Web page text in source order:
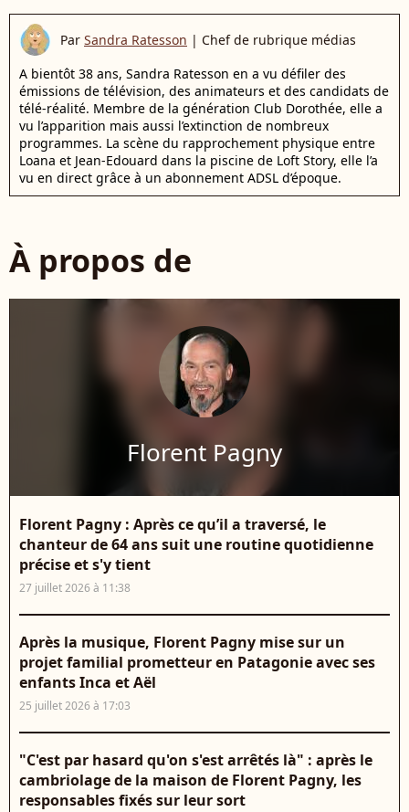
Par Sandra Ratesson | Chef de rubrique médias
A bientôt 38 ans, Sandra Ratesson en a vu défiler des
émissions de télévision, des animateurs et des candidats de
télé-réalité. Membre de la génération Club Dorothée, elle a
vu l’apparition mais aussi l’extinction de nombreux
programmes. La scène du rapprochement physique entre
Loana et Jean-Edouard dans la piscine de Loft Story, elle l’a
vu en direct grâce à un abonnement ADSL d’époque.
À propos de
Florent Pagny
Florent Pagny : Après ce qu’il a traversé, le
chanteur de 64 ans suit une routine quotidienne
précise et s'y tient
27 juillet 2026 à 11:38
Après la musique, Florent Pagny mise sur un
projet familial prometteur en Patagonie avec ses
enfants Inca et Aël
25 juillet 2026 à 17:03
"C'est par hasard qu'on s'est arrêtés là" : après le
cambriolage de la maison de Florent Pagny, les
responsables fixés sur leur sort